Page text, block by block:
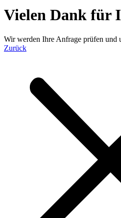
Vielen Dank für
Wir werden Ihre Anfrage prüfen und
Zurück